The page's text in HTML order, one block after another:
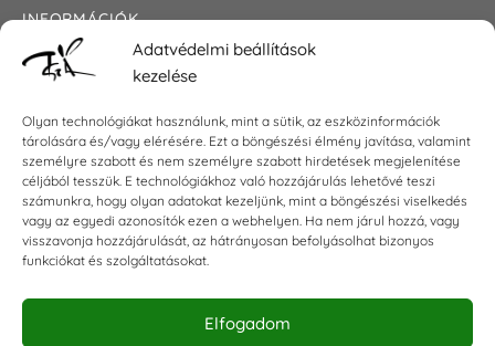
Adatvédelmi beállítások
kezelése
Olyan technológiákat használunk, mint a sütik, az eszközinformációk
tárolására és/vagy elérésére. Ezt a böngészési élmény javítása, valamint
személyre szabott és nem személyre szabott hirdetések megjelenítése
céljából tesszük. E technológiákhoz való hozzájárulás lehetővé teszi
számunkra, hogy olyan adatokat kezeljünk, mint a böngészési viselkedés
vagy az egyedi azonosítók ezen a webhelyen. Ha nem járul hozzá, vagy
visszavonja hozzájárulását, az hátrányosan befolyásolhat bizonyos
funkciókat és szolgáltatásokat.
Elfogadom
INFORMÁCIÓK
Általános szerződési feltételek
Impresszum
KAPCSOLAT
E-mail:shop@torokszilvi.com
Telefon: +36 30 6767872
KÖZÖSSÉGI